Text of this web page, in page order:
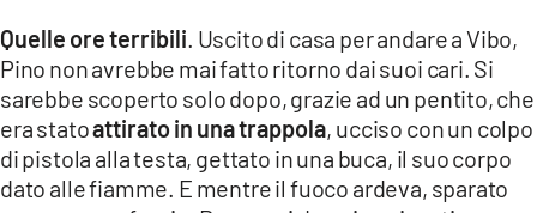
App
ANDROID
APPLE
Quelle ore terribili. Uscito di casa per andare a Vibo,
Pino non avrebbe mai fatto ritorno dai suoi cari. Si
sarebbe scoperto solo dopo, grazie ad un pentito, che
era statoattirato in una trappola, ucciso con un colpo
di pistola alla testa, gettato in una buca, il suo corpo
dato alle fiamme. E mentre il fuoco ardeva, sparato